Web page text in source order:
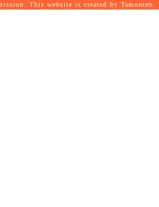
This website is created by Tamonten.